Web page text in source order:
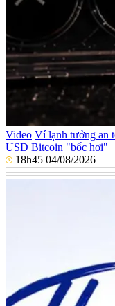
Video Ví lạnh tưởng an
USD Bitcoin "bốc hơi"
18h45 04/08/2026